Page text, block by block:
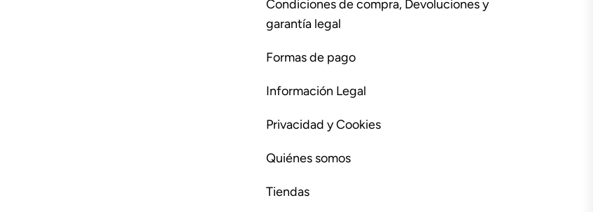
Condiciones de compra, Devoluciones y
garantía legal
Formas de pago
Información Legal
Privacidad y Cookies
Quiénes somos
Tiendas